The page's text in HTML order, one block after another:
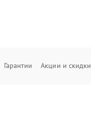
Гарантии Акции и скидки